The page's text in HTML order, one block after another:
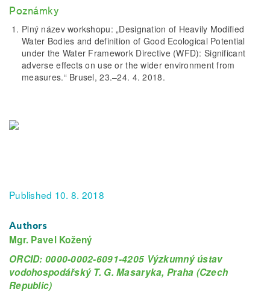
Poznámky
Plný název workshopu: „Designation of Heavily Modified
Water Bodies and definition of Good Ecological Potential
under the Water Framework Directive (WFD): Significant
adverse effects on use or the wider environment from
measures.“ Brusel, 23.–24. 4. 2018.
Published 10. 8. 2018
Authors
Mgr. Pavel Kožený
ORCID: 0000-0002-6091-4205 Výzkumný ústav
vodohospodářský T. G. Masaryka, Praha (Czech
Republic)